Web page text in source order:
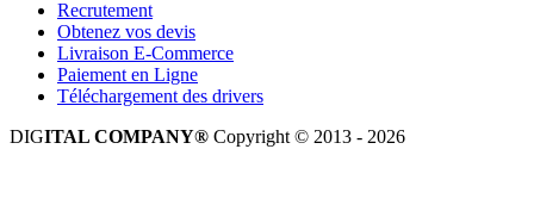
Recrutement
Obtenez vos devis
Livraison E-Commerce
Paiement en Ligne
Téléchargement des drivers
DIGITAL COMPANY® Copyright © 2013 - 2026